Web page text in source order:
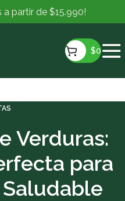
$0
Verduras:
para
a partir de $15.990!